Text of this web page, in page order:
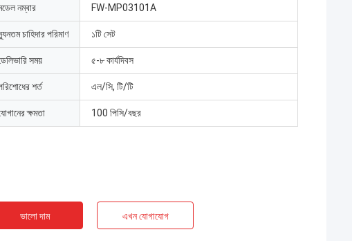
নম্বার FW-MP03101A
চাহিদার পরিমাণ ১টি সেট
সময় ৫-৮ কার্যদিবস
শর্ত এল/সি, টি/টি
ক্ষমতা 100 পিসি/বছর
ভালো দাম এখন যোগাযোগ